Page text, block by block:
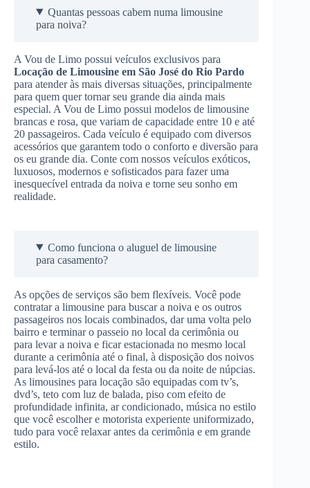
Quantas pessoas cabem numa limousine
para noiva?
A Vou de Limo possui veículos exclusivos para
Locação de Limousine em São José do Rio Pardo
para atender às mais diversas situações, principalmente
para quem quer tornar seu grande dia ainda mais
especial. A Vou de Limo possui modelos de limousine
brancas e rosa, que variam de capacidade entre 10 e até
20 passageiros. Cada veículo é equipado com diversos
acessórios que garantem todo o conforto e diversão para
os eu grande dia. Conte com nossos veículos exóticos,
luxuosos, modernos e sofisticados para fazer uma
inesquecível entrada da noiva e torne seu sonho em
realidade.
Como funciona o aluguel de limousine
para casamento?
As opções de serviços são bem flexíveis. Você pode
contratar a limousine para buscar a noiva e os outros
passageiros nos locais combinados, dar uma volta pelo
bairro e terminar o passeio no local da cerimônia ou
para levar a noiva e ficar estacionada no mesmo local
durante a cerimônia até o final, à disposição dos noivos
para levá-los até o local da festa ou da noite de núpcias.
As limousines para locação são equipadas com tv’s,
dvd’s, teto com luz de balada, piso com efeito de
profundidade infinita, ar condicionado, música no estilo
que você escolher e motorista experiente uniformizado,
tudo para você relaxar antes da cerimônia e em grande
estilo.